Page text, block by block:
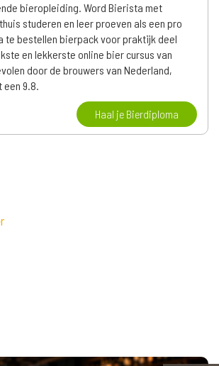
bieropleiding. Word Bierista met
studeren en leer proeven als een pro
te bestellen bierpack voor praktijk deel
en lekkerste online bier cursus van
door de brouwers van Nederland,
9.8.
Haal je Bierdiploma